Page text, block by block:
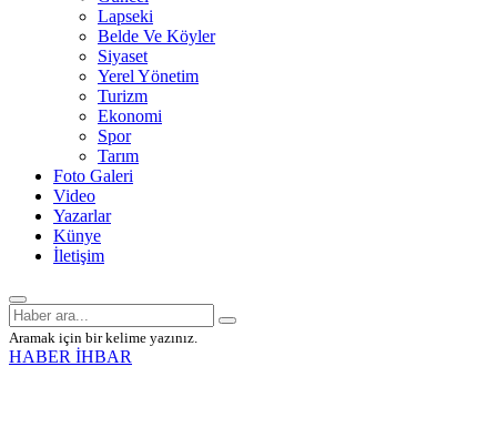
Lapseki
Belde Ve Köyler
Siyaset
Yerel Yönetim
Turizm
Ekonomi
Spor
Tarım
Foto Galeri
Video
Yazarlar
Künye
İletişim
Aramak için bir kelime yazınız.
HABER İHBAR